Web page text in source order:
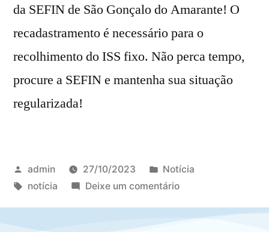
da SEFIN de São Gonçalo do Amarante! O
recadastramento é necessário para o
recolhimento do ISS fixo. Não perca tempo,
procure a SEFIN e mantenha sua situação
regularizada!
admin 27/10/2023
Notícia
notícia
Deixe um comentário